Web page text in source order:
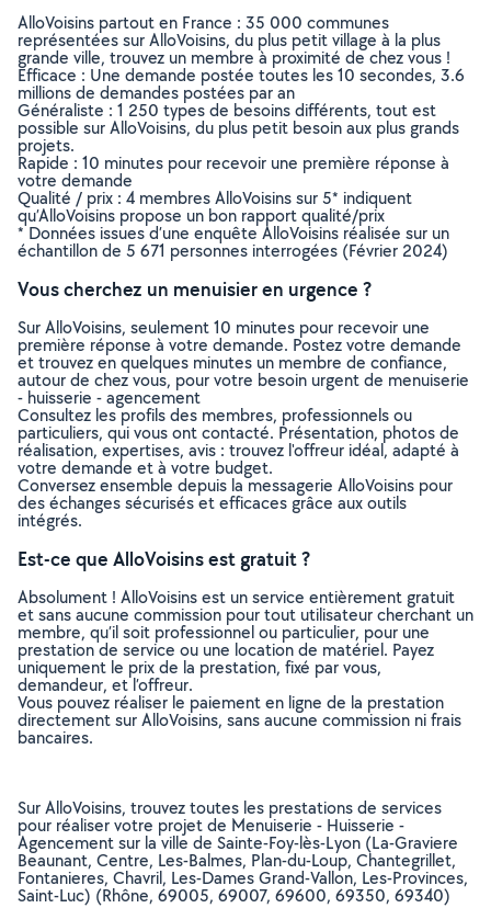
AlloVoisins partout en France : 35 000 communes
représentées sur AlloVoisins, du plus petit village à la plus
grande ville, trouvez un membre à proximité de chez vous !
Efficace : Une demande postée toutes les 10 secondes, 3.6
millions de demandes postées par an
Généraliste : 1 250 types de besoins différents, tout est
possible sur AlloVoisins, du plus petit besoin aux plus grands
projets.
Rapide : 10 minutes pour recevoir une première réponse à
votre demande
Qualité / prix : 4 membres AlloVoisins sur 5* indiquent
qu’AlloVoisins propose un bon rapport qualité/prix
* Données issues d’une enquête AlloVoisins réalisée sur un
échantillon de 5 671 personnes interrogées (Février 2024)
Vous cherchez un menuisier en urgence ?
Sur AlloVoisins, seulement 10 minutes pour recevoir une
première réponse à votre demande. Postez votre demande
et trouvez en quelques minutes un membre de confiance,
autour de chez vous, pour votre besoin urgent de menuiserie
- huisserie - agencement
Consultez les profils des membres, professionnels ou
particuliers, qui vous ont contacté. Présentation, photos de
réalisation, expertises, avis : trouvez l'offreur idéal, adapté à
votre demande et à votre budget.
Conversez ensemble depuis la messagerie AlloVoisins pour
des échanges sécurisés et efficaces grâce aux outils
intégrés.
Est-ce que AlloVoisins est gratuit ?
Absolument ! AlloVoisins est un service entièrement gratuit
et sans aucune commission pour tout utilisateur cherchant un
membre, qu’il soit professionnel ou particulier, pour une
prestation de service ou une location de matériel. Payez
uniquement le prix de la prestation, fixé par vous,
demandeur, et l’offreur.
Vous pouvez réaliser le paiement en ligne de la prestation
directement sur AlloVoisins, sans aucune commission ni frais
bancaires.
Sur AlloVoisins, trouvez toutes les prestations de services
pour réaliser votre projet de Menuiserie - Huisserie -
Agencement sur la ville de Sainte-Foy-lès-Lyon (La-Graviere
Beaunant, Centre, Les-Balmes, Plan-du-Loup, Chantegrillet,
Fontanieres, Chavril, Les-Dames Grand-Vallon, Les-Provinces,
Saint-Luc) (Rhône, 69005, 69007, 69600, 69350, 69340)